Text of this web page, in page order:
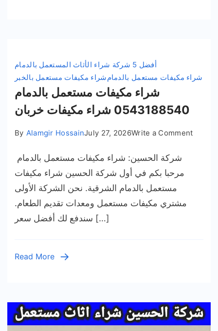
أفضل 5 شركة شراء الأثاث المستعمل بالدمام
شراء مكيفات مستعمل بالخبرشراء مكيفات مستعمل بالدمام
شراء مكيفات مستعمل بالدمام
0543188540 شراء مكيفات خربان
By Alamgir HossainJuly 27, 2026Write a Commenton
شركة الحسين: شراء مكيفات مستعمل بالدمام
مرحبا بكم في أول شركة الحسين شراء مكيفات
مستعمل بالدمام الشرقية. نحن الشركة الأولى
مشتري مكيفات مستعمل ومعدات تقديم الطعام.
سندفع لك أفضل سعر […]
Read More